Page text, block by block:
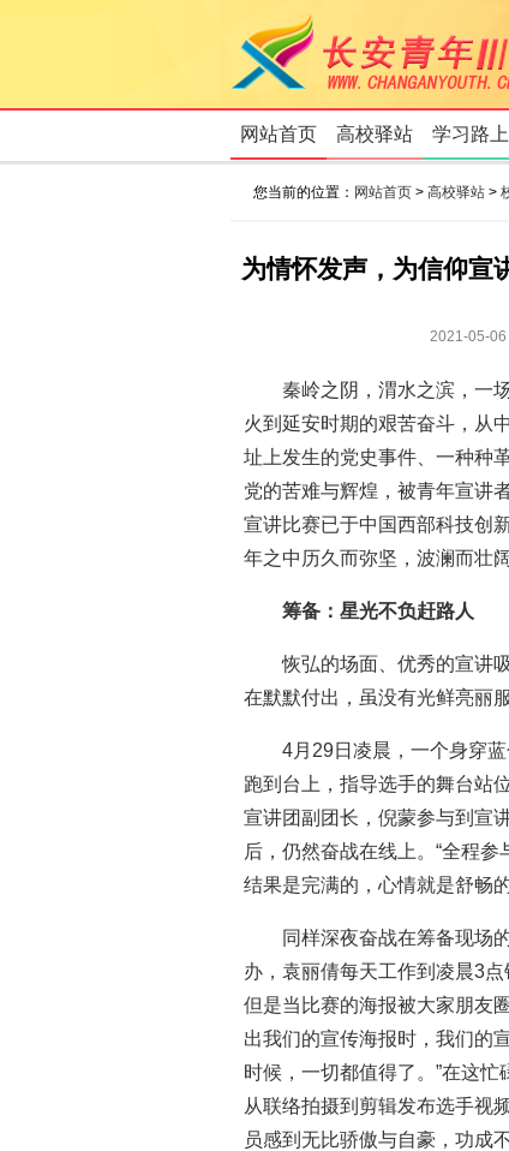
网站首页 高校驿站 学习路上
您当前的位置： 网站首页 > 高校驿站 >
为情怀发声，为信仰
2021-05-
秦岭之阴，渭水之滨，一
火到延安时期的艰苦奋斗，从
址上发生的党史事件、一种种
党的苦难与辉煌，被青年宣讲
宣讲比赛已于中国西部科技创
年之中历久而弥坚，波澜而壮
筹备：星光不负赶路人
恢弘的场面、优秀的宣讲
在默默付出，虽没有光鲜亮丽
4月29日凌晨，一个身穿
跑到台上，指导选手的舞台站
宣讲团副团长，倪蒙参与到宣
后，仍然奋战在线上。“全程
结果是完满的，心情就是舒畅
同样深夜奋战在筹备现场
办，袁丽倩每天工作到凌晨3
但是当比赛的海报被大家朋友
出我们的宣传海报时，我们的
时候，一切都值得了。”在这
从联络拍摄到剪辑发布选手视
员感到无比骄傲与自豪，功成